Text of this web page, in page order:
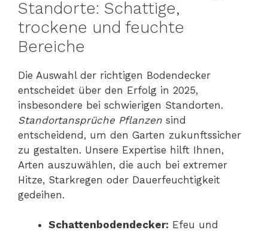
Standorte: Schattige,
trockene und feuchte
Bereiche
Die Auswahl der richtigen Bodendecker
entscheidet über den Erfolg in 2025,
insbesondere bei schwierigen Standorten.
Standortansprüche Pflanzen sind
entscheidend, um den Garten zukunftssicher
zu gestalten. Unsere Expertise hilft Ihnen,
Arten auszuwählen, die auch bei extremer
Hitze, Starkregen oder Dauerfeuchtigkeit
gedeihen.
Schattenbodendecker: Efeu und